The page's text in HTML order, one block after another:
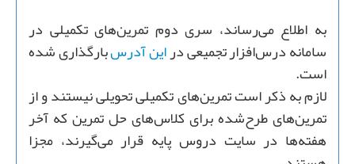
به اطلاع می‌رساند، سری دوم تمرین‌های تکمیلی در
سامانه درس‌افزار تجمیعی دراین آدرسبارگذاری شده
است.
لازم به ذکر است تمرین‌های تکمیلی تحویلی نیستند و از
تمرین‌های طرح‌شده برای کلاس‌های حل تمرین که آخر
هفته‌ها در سایت دروس پایه قرار می‌گیرند، مجزا